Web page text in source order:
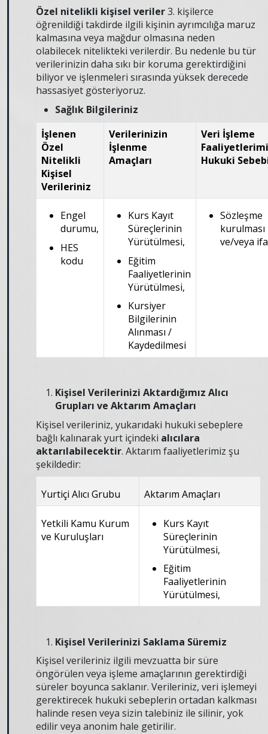
Özel nitelikli kişisel veriler3. kişilerce
öğrenildiği takdirde ilgili kişinin ayrımcılığa maruz
kalmasına veya mağdur olmasına neden
olabilecek nitelikteki verilerdir. Bu nedenle bu tür
verilerinizin daha sıkı bir koruma gerektirdiğini
biliyor ve işlenmeleri sırasında yüksek derecede
hassasiyet gösteriyoruz.
Sağlık Bilgileriniz
İşlenen
Özel
Nitelikli
Kişisel
Verileriniz
Verilerinizin
İşlenme
Amaçları
Veri İşleme
Hukuki
Engel
durumu,
HES
kodu
Kurs Kayıt
Süreçlerinin
Yürütülmesi,
Eğitim
Faaliyetlerinin
Yürütülmesi,
Kursiyer
Bilgilerinin
Alınması /
Kaydedilmesi
Sözleşme
kurulması
ve/veya
Kişisel Verilerinizi Aktardığımız Alıcı
Grupları ve Aktarım Amaçları
Kişisel verileriniz, yukarıdaki hukuki sebeplere
bağlı kalınarak yurt içindeki alıcılara
aktarılabilecektir. Aktarım faaliyetlerimiz şu
şekildedir:
Yurtiçi Alıcı Grubu Aktarım Amaçları
Yetkili Kamu Kurum
ve Kuruluşları
Kurs Kayıt
Süreçlerinin
Yürütülmesi,
Eğitim
Faaliyetlerinin
Yürütülmesi,
Kişisel Verilerinizi Saklama Süremiz
Kişisel verileriniz ilgili mevzuatta bir süre
öngörülen veya işleme amaçlarının gerektirdiği
süreler boyunca saklanır. Verileriniz, veri işlemeyi
gerektirecek hukuki sebeplerin ortadan kalkması
halinde resen veya sizin talebiniz ile silinir, yok
edilir veya anonim hale getirilir.